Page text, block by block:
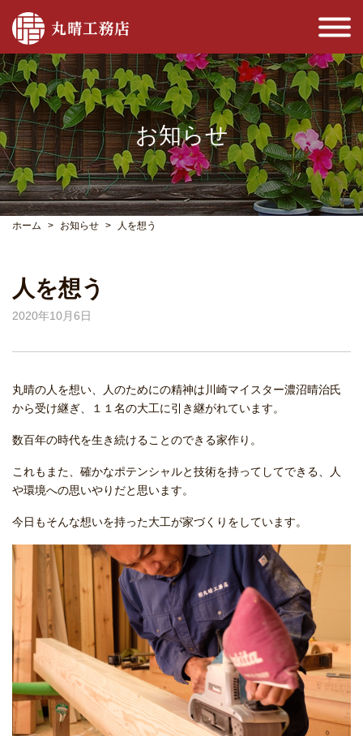
お知らせ
ホーム お知らせ 人を想う
人を想う
2020年10月6日
丸晴の人を想い、人のためにの精神は川崎マイスター濃沼晴治氏
から受け継ぎ、１１名の大工に引き継がれています。
数百年の時代を生き続けることのできる家作り。
これもまた、確かなポテンシャルと技術を持ってしてできる、人
や環境への思いやりだと思います。
今日もそんな想いを持った大工が家づくりをしています。